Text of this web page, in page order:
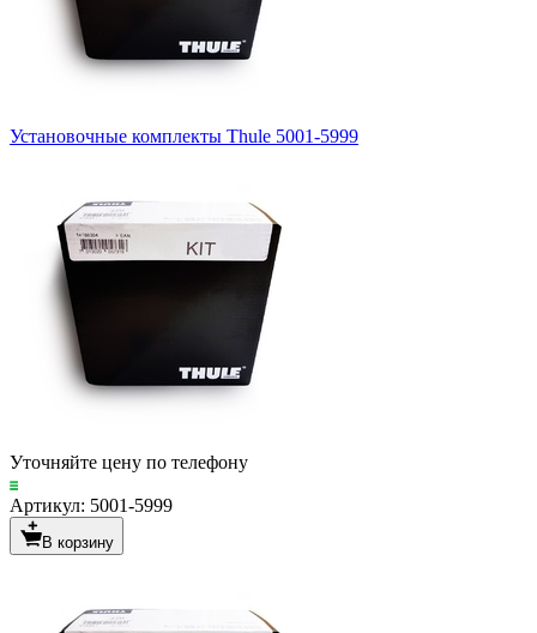
Установочные комплекты Thule 5001-5999
Уточняйте цену по телефону
Артикул: 5001-5999
В корзину